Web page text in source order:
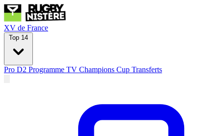
XV de France
Top 14
Pro D2 Programme TV Champions Cup Transferts